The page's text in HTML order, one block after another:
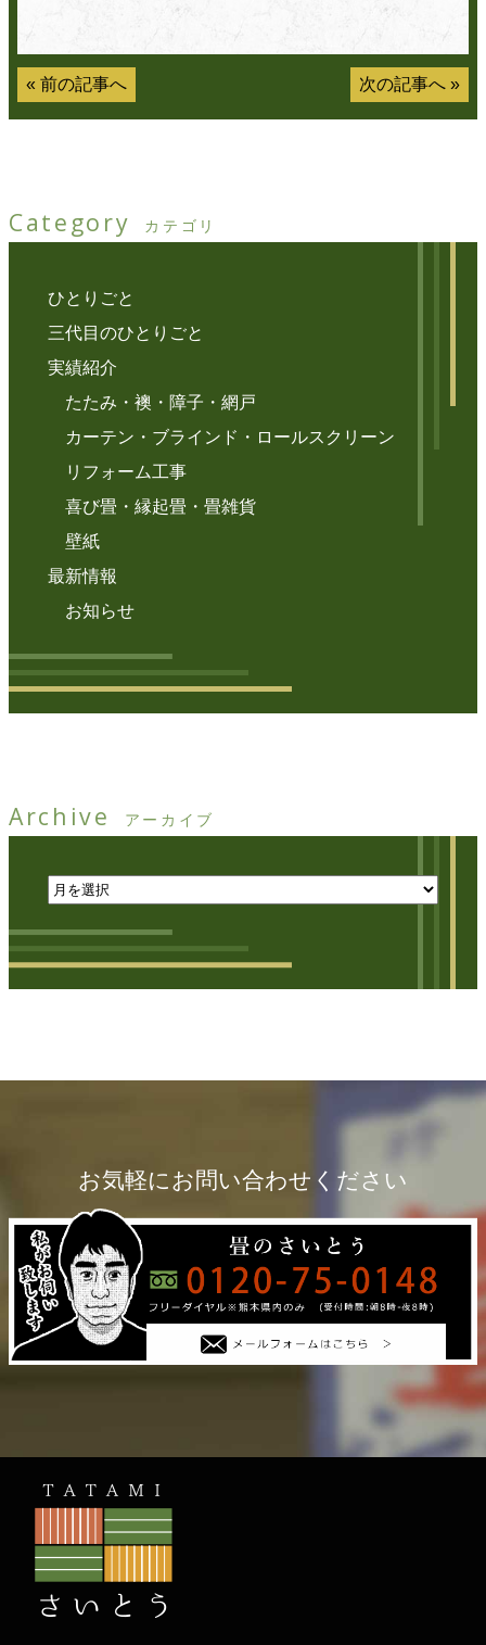
« 前の記事へ 次の記事へ »
Category カテゴリ
ひとりごと
三代目のひとりごと
実績紹介
たたみ・襖・障子・網戸
カーテン・ブラインド・ロールスクリーン
リフォーム工事
喜び畳・縁起畳・畳雑貨
壁紙
最新情報
お知らせ
Archive アーカイブ
お気軽にお問い合わせください